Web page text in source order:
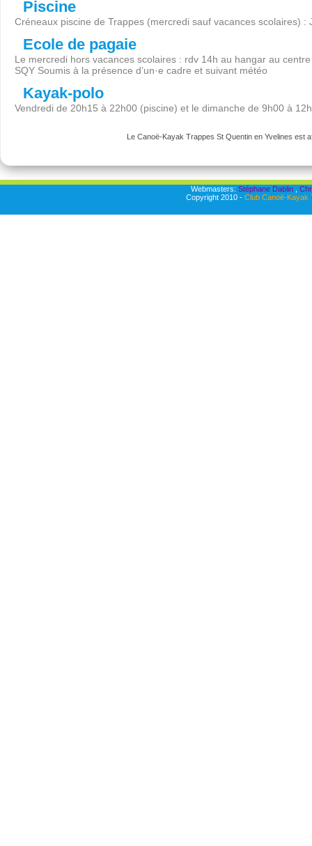
Piscine
Créneaux piscine de Trappes (mercredi sauf vacances scolaires)
Ecole de pagaie
Le mercredi hors vacances scolaires : rdv 14h au hangar au
SQY Soumis à la présence d’un·e cadre et suivant météo
Kayak-polo
Vendredi de 20h15 à 22h00 (piscine) et le dimanche de 9h00 à
Le Canoë-Kayak Trappes St Quentin en Yvelines est
Webmasters: Stéphane Dablin,
Copyright 2010 - Club Canoë-Kayak